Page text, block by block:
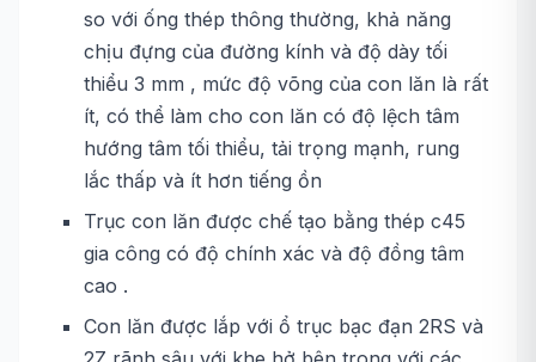
so với ống thép thông thường, khả năng
chịu đựng của đường kính và độ dày tối
thiểu 3 mm , mức độ võng của con lăn là rất
ít, có thể làm cho con lăn có độ lệch tâm
hướng tâm tối thiểu, tải trọng mạnh, rung
lắc thấp và ít hơn tiếng ồn
Trục con lăn được chế tạo bằng thép c45
gia công có độ chính xác và độ đồng tâm
cao .
Con lăn được lắp với ổ trục bạc đạn 2RS và